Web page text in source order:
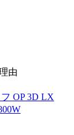
OP 3D LX